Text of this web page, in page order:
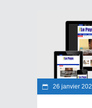
26 janvier